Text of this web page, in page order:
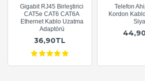
Gigabit RJ45 Birleştirici
CAT5e CAT6 CAT6A
Ethernet Kablo Uzatma
Adaptörü
36,90TL
Telefon
Kordon